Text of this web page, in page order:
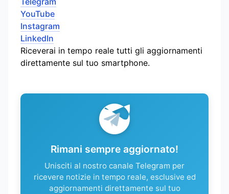
YouTube
Instagram
LinkedIn
Riceverai in tempo reale tutti gli aggiornamenti
direttamente sul tuo smartphone.
Rimani sempre aggiornato!
Unisciti al nostro canale Telegram per
ricevere notizie in tempo reale, esclusive ed
aggiornamenti direttamente sul tuo